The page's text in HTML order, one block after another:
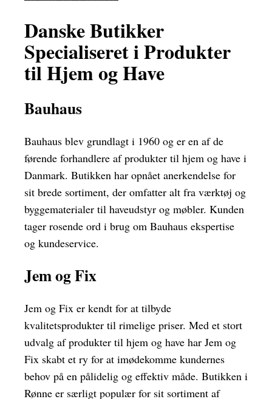
Danske Butikker
Specialiseret i Produkter
til Hjem og Have
Bauhaus
Bauhaus blev grundlagt i 1960 og er en af de
førende forhandlere af produkter til hjem og have i
Danmark. Butikken har opnået anerkendelse for
sit brede sortiment, der omfatter alt fra værktøj og
byggematerialer til haveudstyr og møbler. Kunden
tager rosende ord i brug om Bauhaus ekspertise
og kundeservice.
Jem og Fix
Jem og Fix er kendt for at tilbyde
kvalitetsprodukter til rimelige priser. Med et stort
udvalg af produkter til hjem og have har Jem og
Fix skabt et ry for at imødekomme kundernes
behov på en pålidelig og effektiv måde. Butikken i
Rønne er særligt populær for sit sortiment af